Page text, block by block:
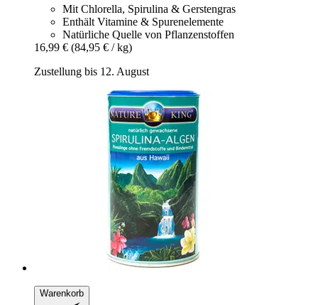
Mit Chlorella, Spirulina & Gerstengras
Enthält Vitamine & Spurenelemente
Natürliche Quelle von Pflanzenstoffen
16,99 € (84,95 € / kg)
Zustellung bis 12. August
Warenkorb